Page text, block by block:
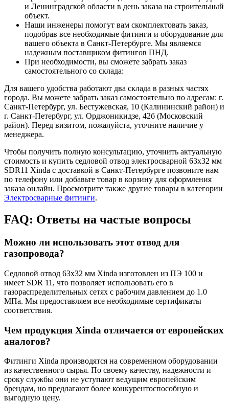
и Ленинградской области в день заказа на строительный
объект.
Наши инженеры помогут вам скомплектовать заказ,
подобрав все необходимые фитинги и оборудование для
вашего объекта в Санкт-Петербурге. Мы являемся
надежным поставщиком фитингов ПНД.
При необходимости, вы сможете забрать заказ
самостоятельного со склада:
Для вашего удобства работают два склада в разных частях
города. Вы можете забрать заказ самостоятельно по адресам: г.
Санкт-Петербург, ул. Бестужевская, 10 (Калининский район) и
г. Санкт-Петербург, ул. Орджоникидзе, 42б (Московский
район). Перед визитом, пожалуйста, уточните наличие у
менеджера.
Чтобы получить полную консультацию, уточнить актуальную
стоимость и купить седловой отвод электросварной 63x32 мм
SDR11 Xinda с доставкой в Санкт-Петербурге позвоните нам
по телефону или добавьте товар в корзину для оформления
заказа онлайн. Просмотрите также другие товары в категории
Электросварные фитинги.
FAQ: Ответы на частые вопросы
Можно ли использовать этот отвод для
газопровода?
Седловой отвод 63x32 мм Xinda изготовлен из ПЭ 100 и
имеет SDR 11, что позволяет использовать его в
газораспределительных сетях с рабочим давлением до 1.0
МПа. Мы предоставляем все необходимые сертификаты
соответствия.
Чем продукция Xinda отличается от европейских
аналогов?
Фитинги Xinda производятся на современном оборудовании
из качественного сырья. По своему качеству, надежности и
сроку службы они не уступают ведущим европейским
брендам, но предлагают более конкурентоспособную и
выгодную цену.